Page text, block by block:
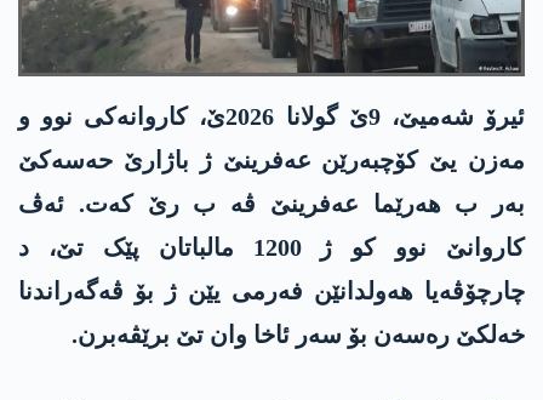
ئیرۆ شەمیێ، 9ێ گولانا 2026ێ، کاروانەکی نوو و
مەزن یێ کۆچبەرێن عەفرینێ ژ باژارێ حەسەکێ
بەر ب ھەرێما عەفرینێ ڤە ب رێ کەت. ئەڤ
کاروانێ نوو کو ژ 1200 مالباتان پێک تێ، د
چارچۆڤەیا ھەولدانێن فەرمی یێن ژ بۆ ڤەگەراندنا
خەلکێ رەسەن بۆ سەر ئاخا وان تێ برێڤەبرن.